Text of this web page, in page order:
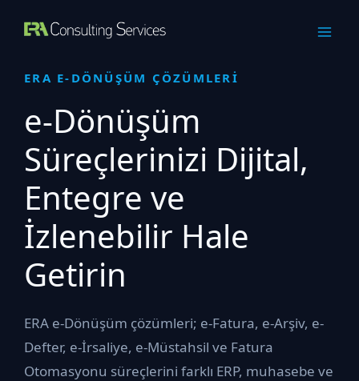
ERA E-DÖNÜŞÜM ÇÖZÜMLERİ
e-Dönüşüm
Süreçlerinizi Dijital,
Entegre ve
İzlenebilir Hale
Getirin
ERA e-Dönüşüm çözümleri; e-Fatura, e-Arşiv, e-
Defter, e-İrsaliye, e-Müstahsil ve Fatura
Otomasyonu süreçlerini farklı ERP, muhasebe ve